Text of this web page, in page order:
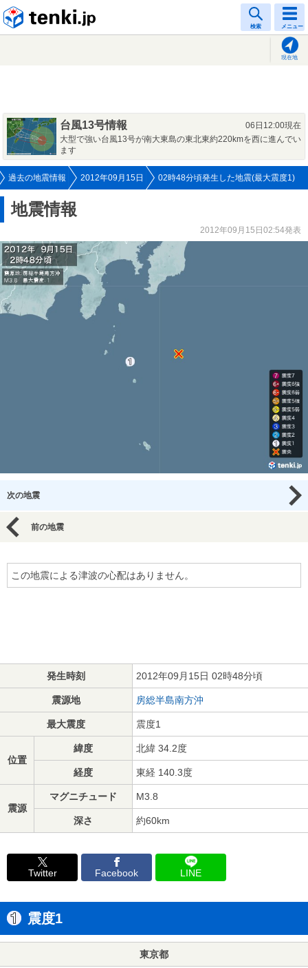
検索 メニュー
現在地
台風13号情報
06日12:00現在
大型で強い台風13号が南大東島の東北東約220kmを西に進んでい
ます
過去の地震情報 2012年09月15日 02時48分頃発生した地震(最大震度1)
地震情報
2012年09月15日02:54発表
次の地震
前の地震
この地震による津波の心配はありません。
発生時刻 2012年09月15日 02時48分頃
震源地 房総半島南方沖
最大震度 震度1
位置
緯度 北緯 34.2度
経度 東経 140.3度
震源
マグニチュード M3.8
深さ 約60km
Twitter Facebook LINE
震度1
東京都